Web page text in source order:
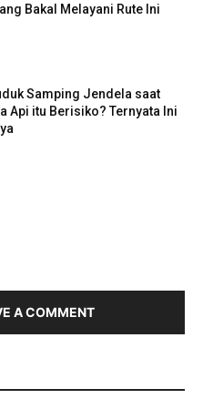
Bakal Melayani Rute Ini
Samping Jendela saat
Api itu Berisiko? Ternyata Ini
A COMMENT